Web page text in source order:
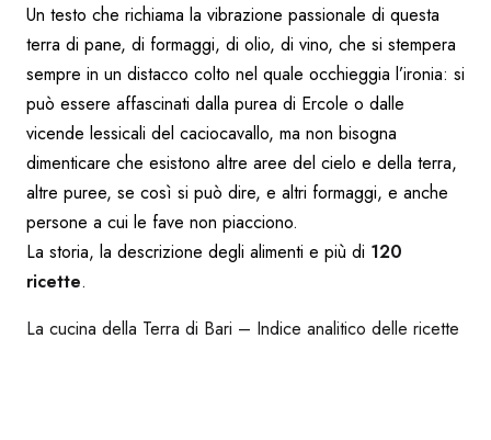
Un testo che richiama la vibrazione passionale di questa
terra di pane, di formaggi, di olio, di vino, che si stempera
sempre in un distacco colto nel quale occhieggia l’ironia: si
può essere affascinati dalla purea di Ercole o dalle
vicende lessicali del caciocavallo, ma non bisogna
dimenticare che esistono altre aree del cielo e della terra,
altre puree, se così si può dire, e altri formaggi, e anche
persone a cui le fave non piacciono.
La storia, la descrizione degli alimenti e più di 120
ricette.
La cucina della Terra di Bari – Indice analitico delle ricette